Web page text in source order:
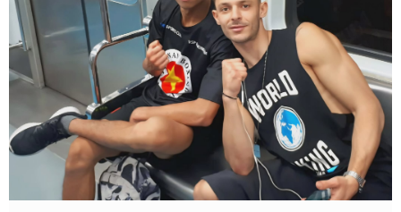
Sau bảy năm rời xa võ đài, Travers trở lại thi đấu vào tháng 4 năm
nay và ngay lập tức gây ấn tượng mạnh khi hạ gục Blake Payne
ngay trong hiệp đầu tiên. Giờ đây, anh sẽ hướng tới việc nối dài đà
thăng tiến đó khi đối đầu với vị khách đến từ Papua New Guinea.
Tuy nhiên, Laia không hề e ngại thử thách phía trước.
"Đây là cơ hội tuyệt vời để tôi bước thêm một bước trên con đường
sự nghiệp," Laia chia sẻ.
"Tôi sẽ tăng hạng cân để đấu với võ sĩ người Úc này, nhưng điều đó
không thành vấn đề vì trước đây tôi đã từng thi đấu ở hạng cân đó.